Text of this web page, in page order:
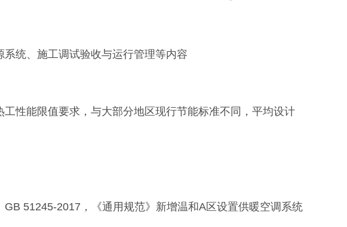
统、施工调试验收与运行管理等内容
性能限值要求，与大部分地区现行节能标准不同，平均设计
51245-2017，《通用规范》新增温和A区设置供暖空调系统